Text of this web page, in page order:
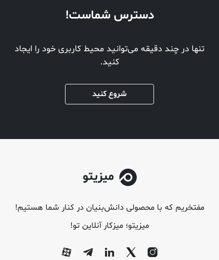
دسترس شماست!
تنها در چند دقیقه می‌توانید محیط کاربری خود را ایجاد
کنید.
شروع کنید
مفتخریم که با محصولی دانش‌بنیان در کنار شما هستیم!
میزیتو؛ میزکار آنلاین تو!